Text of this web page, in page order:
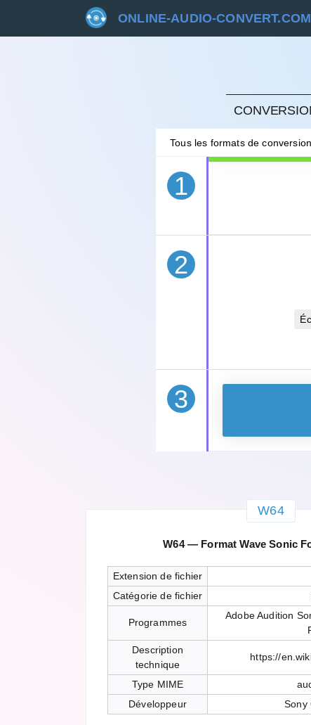
ONLINE-AUDIO-CONVERT.COM
Tous les formats de
1
2
3
W64
W64 — Format Wave Sonic
Extension de fichier
Catégorie de fichier
Programmes
Adobe Audition
Description
technique
https://
Type MIME
Développeur
Sony